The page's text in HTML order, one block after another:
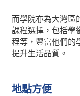
而學院亦為大灣區
課程選擇，包括學
程等，豐富他們的
提升生活品質。
地點方便